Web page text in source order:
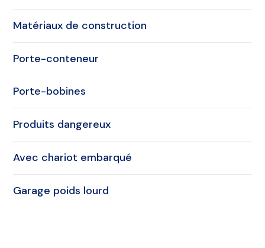
Matériaux de construction
Porte-conteneur
Porte-bobines
Produits dangereux
Avec chariot embarqué
Garage poids lourd